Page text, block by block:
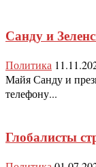
Санду и
Политика
Майя Санду и
телефону...
Глобалисты